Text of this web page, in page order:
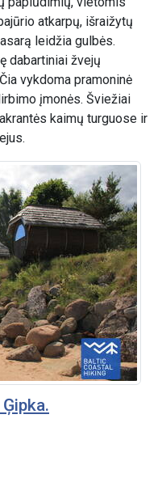
atkarpų, išraižytų
leidžia gulbės.
dabartiniai žvejų
vykdoma pramoninė
įmonės. Šviežiai
kaimų turguose ir